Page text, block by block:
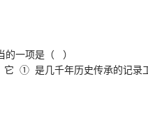
一项是（ ）
① 是几千年历史传承的记录